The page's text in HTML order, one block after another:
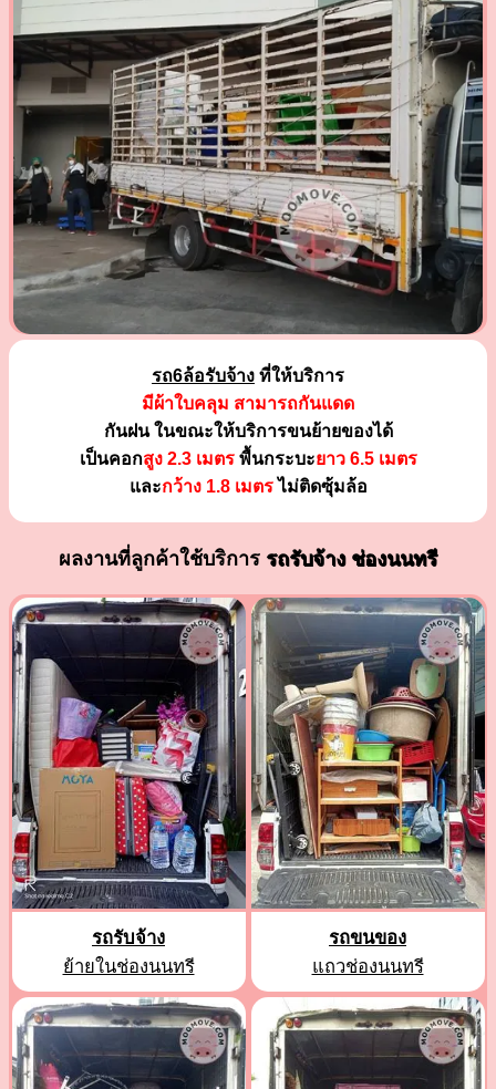
รถ6ล้อรับจ้าง ที่ให้บริการ
มีผ้าใบคลุม สามารถกันแดด
กันฝน ในขณะให้บริการขนย้ายของได้
เป็นคอกสูง 2.3 เมตรพื้นกระบะยาว 6.5 เมตร
และกว้าง 1.8 เมตรไม่ติดซุ้มล้อ
ผลงานที่ลูกค้าใช้บริการ รถรับจ้าง ช่องนนทรี
รถรับจ้าง
ย้ายในช่องนนทรี
รถขนของ
แถวช่องนนทรี